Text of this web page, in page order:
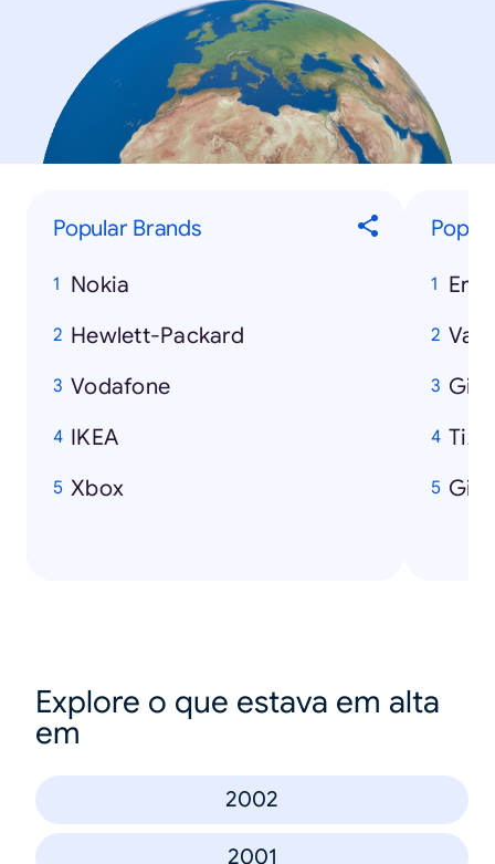
Popular Brands
Nokia
Hewlett-Packard
Vodafone
IKEA
Xbox
Gigi
Explore o que estava em alta
em
2002
2001